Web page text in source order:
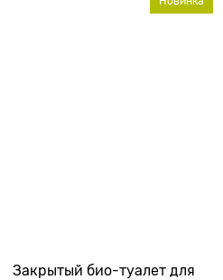
Закрытый био-туалет для